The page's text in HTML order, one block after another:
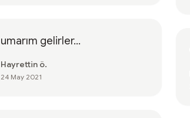
umarım gelirler...
Hayrettin ö.
24 May 2021